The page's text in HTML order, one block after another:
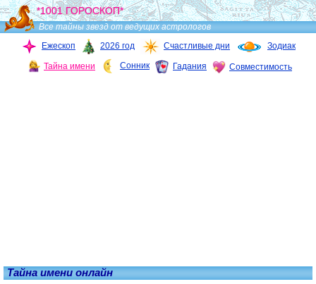
*1001 ГОРОСКОП*
Все тайны звезд от ведущих астрологов
Ежескоп
2026 год Счастливые дни Зодиак
Тайна имени Сонник Гадания Совместимость
Тайна имени онлайн